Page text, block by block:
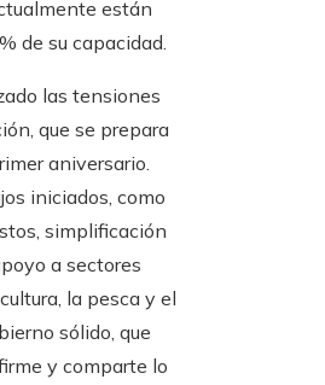
están
de su capacidad.
las tensiones
que se prepara
aniversario.
iniciados, como
simplificación
a sectores
la pesca y el
sólido, que
y comparte lo